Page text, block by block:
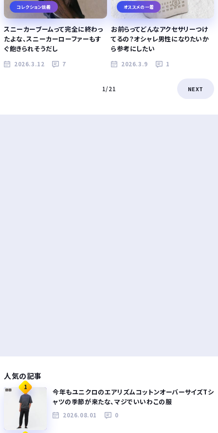
コレクション談義
スニーカーブームって完全に終わっ
たよな、スニーカーローファーもす
ぐ飽きられそうだし
2026.3.12 7
オススメの一着
お前らってどんなアクセサリーつけ
てるの？オシャレ男性になりたいか
ら参考にしたい
2026.3.9 1
1/21 NEXT
人気の記事
1
今年もユニクロのエアリズムコットンオーバーサイズTシ
ャツの季節が来たな、マジでいいわこの服
2026.08.01 0